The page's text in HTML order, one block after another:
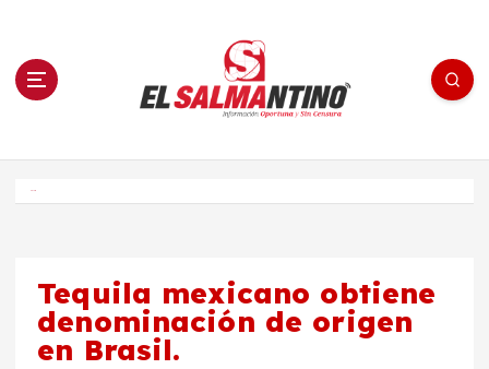
n El Salmantino - medios/noticias/editorial
Tequila mexicano obtiene
denominación de origen
en Brasil.